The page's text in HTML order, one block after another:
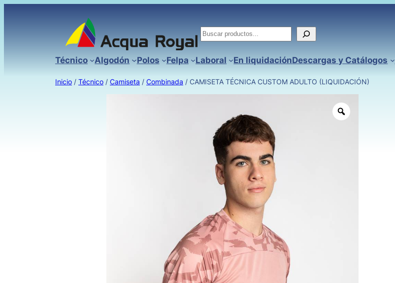
Buscar
Técnico Algodón Polos Felpa Laboral En liquidaciónDescargas y Catálogos
Inicio / Técnico / Camiseta / Combinada / CAMISETA TÉCNICA CUSTOM ADULTO (LIQUIDACIÓN)